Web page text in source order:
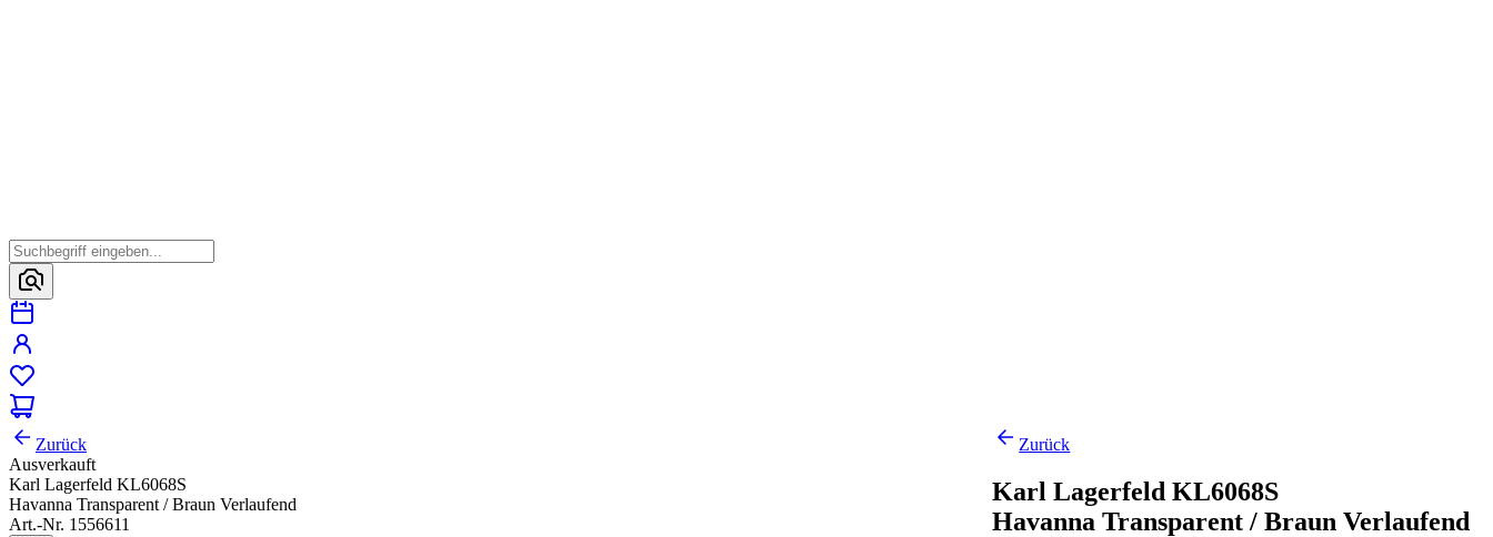
Zurück
Ausverkauft
Karl Lagerfeld KL6068S
Havanna Transparent / Braun Verlaufend
Art.-Nr. 1556611
Zurück
Karl Lagerfeld KL6068S
Havanna Transparent / Braun Verlaufend